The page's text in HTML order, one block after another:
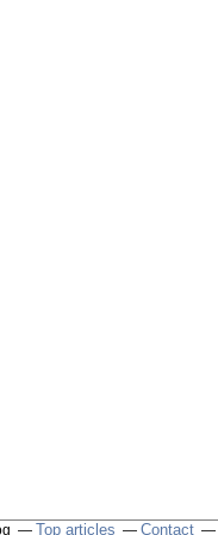
Top articles Contact